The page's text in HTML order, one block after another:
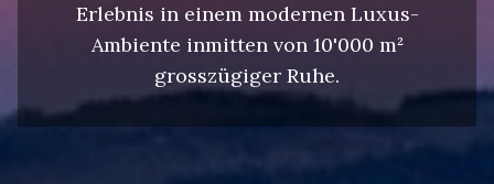
Erlebnis in einem modernen Luxus-
Ambiente inmitten von 10'000 m²
grosszügiger Ruhe.